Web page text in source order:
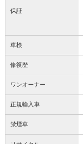
保証
車検
修復歴
ワンオーナー
正規輸入車
禁煙車